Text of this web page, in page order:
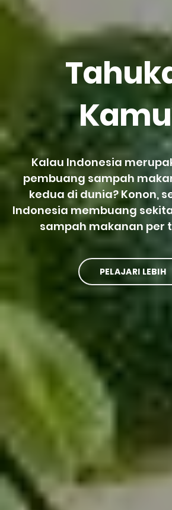
Kalau Indonesia
pembuang sampah
kedua di dunia? Konon,
Indonesia membuang
sampah makanan per
PELAJARI LEBIH